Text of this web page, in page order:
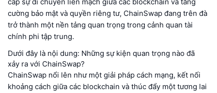
cường bảo mật và quyền riêng tư, ChainSwap đang trên đà
trở thành một nền tảng quan trọng trong cảnh quan tài
chính phi tập trung.
Dưới đây là nội dung: Những sự kiện quan trọng nào đã
xảy ra với ChainSwap?
ChainSwap nổi lên như một giải pháp cách mạng, kết nối
khoảng cách giữa các blockchain và thúc đẩy một tương lai